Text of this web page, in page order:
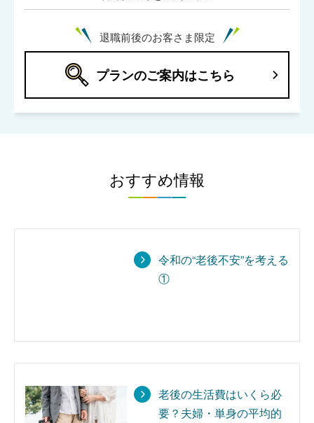
退職前後のお客さま限定
プランのご案内はこちら
おすすめ情報
令和の“老後不安”を考える
①
老後の生活費はいくら必
要？夫婦・単身の平均的